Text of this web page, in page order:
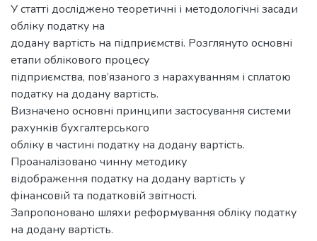
У статті досліджено теоретичні і методологічні засади
обліку податку на
додану вартість на підприємстві. Розглянуто основні
етапи облікового процесу
підприємства, пов’язаного з нарахуванням і сплатою
податку на додану вартість.
Визначено основні принципи застосування системи
рахунків бухгалтерського
обліку в частині податку на додану вартість.
Проаналізовано чинну методику
відображення податку на додану вартість у
фінансовій та податковій звітності.
Запропоновано шляхи реформування обліку податку
на додану вартість.